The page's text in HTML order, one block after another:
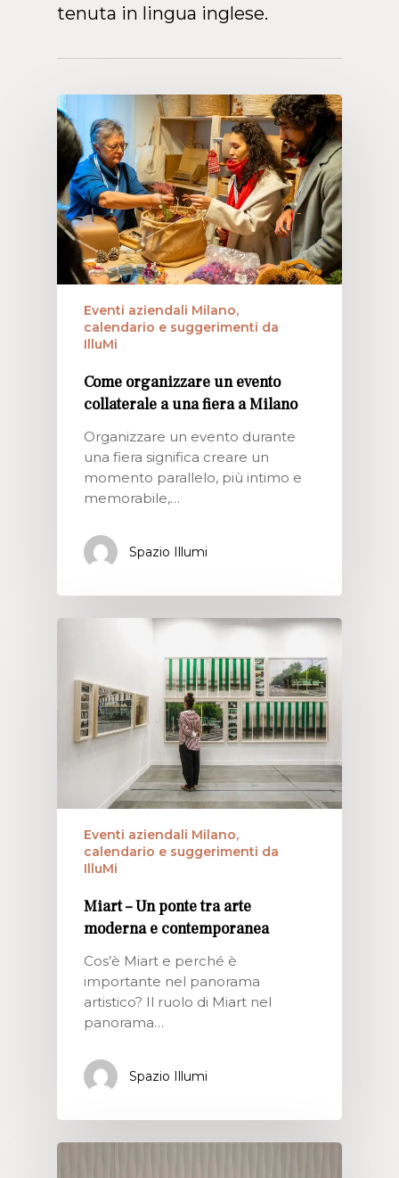
tenuta in lingua inglese.
Eventi aziendali Milano,
calendario e suggerimenti da
IlluMi
Come organizzare un evento
collaterale a una fiera a Milano
Organizzare un evento durante
una fiera significa creare un
momento parallelo, più intimo e
memorabile,…
Spazio Illumi
Eventi aziendali Milano,
calendario e suggerimenti da
IlluMi
Miart – Un ponte tra arte
moderna e contemporanea
Cos’è Miart e perché è
importante nel panorama
artistico? Il ruolo di Miart nel
panorama…
Spazio Illumi